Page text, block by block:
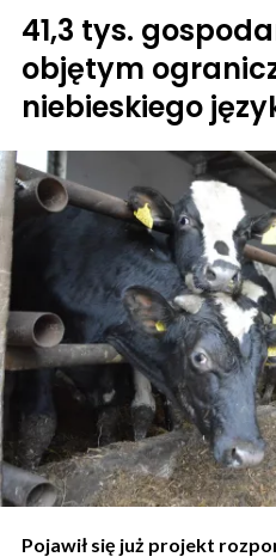
41,3 tys.
objętym
niebieskiego
Pojawił się już projekt